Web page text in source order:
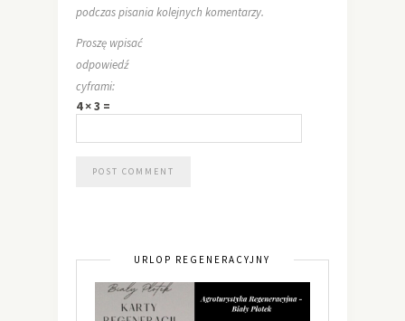
podczas pisania kolejnych komentarzy.
Proszę wpisać
odpowiedź
cyframi:
4 × 3 =
URLOP REGENERACYJNY